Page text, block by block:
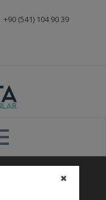
+90 (541) 104 90 39
✖